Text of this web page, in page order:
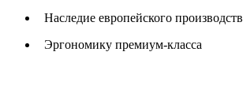
Наследие европейского
Эргономику премиум-класса